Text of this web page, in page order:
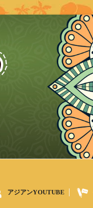
アジアンYOUTUBE